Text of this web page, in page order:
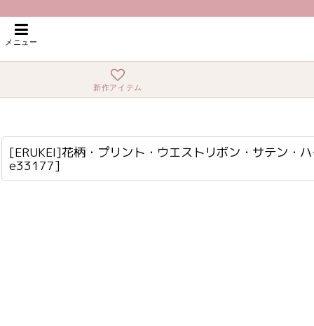
メニュー
新作アイテム
ホーム > ロング・マキシ > [ERUKEI]花柄・プリント・ウエストリボン・サテン
[ERUKEI]花柄・プリント・ウエストリボン・サテン・
e33177]